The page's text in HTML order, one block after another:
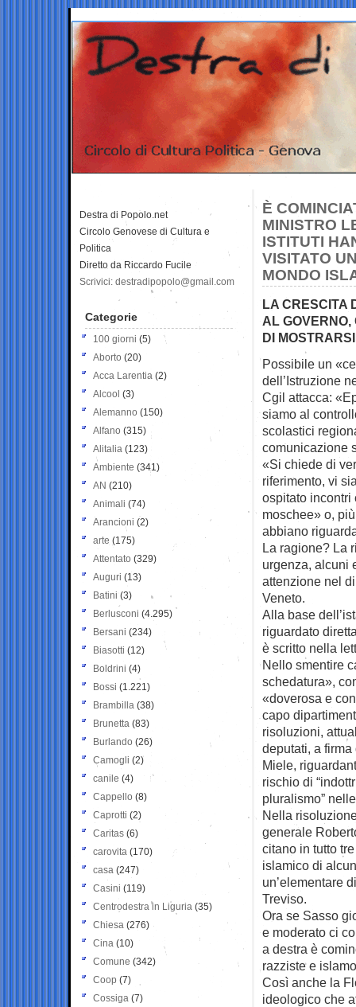
È
MINISTRO
ISTITUTI
VISITATO
MONDO
LA CRESCITA
AL
DI
Possibile un
dell’Istruzione
Cgil attacca:
siamo al
scolastici
comunicazione
«Si chiede di
riferimento, vi
ospitato incontri
moschee» o,
abbiano
La ragione? La
urgenza, alcuni
attenzione nel
Veneto.
Alla base
riguardato
è scritto nella
Nello smentire
schedatura»,
«doverosa e
capo
risoluzioni,
deputati, a
Miele,
rischio di
pluralismo”
Nella
generale
citano in tutto
islamico di
un’elementare
Treviso.
Ora se Sasso
e moderato ci
a destra è
razziste e
Così anche la
ideologico che
Destra di Popolo.net
Circolo Genovese di Cultura e
Politica
Diretto da Riccardo Fucile
Scrivici: destradipopolo@gmail.com
Categorie
100 giorni (5)
Aborto (20)
Acca Larentia (2)
Alcool (3)
Alemanno (150)
Alfano (315)
Alitalia (123)
Ambiente (341)
AN (210)
Animali (74)
Arancioni (2)
arte (175)
Attentato (329)
Auguri (13)
Batini (3)
Berlusconi (4.295)
Bersani (234)
Biasotti (12)
Boldrini (4)
Bossi (1.221)
Brambilla (38)
Brunetta (83)
Burlando (26)
Camogli (2)
canile (4)
Cappello (8)
Caprotti (2)
Caritas (6)
carovita (170)
casa (247)
Casini (119)
Centrodestra in Liguria (35)
Chiesa (276)
Cina (10)
Comune (342)
Coop (7)
Cossiga (7)